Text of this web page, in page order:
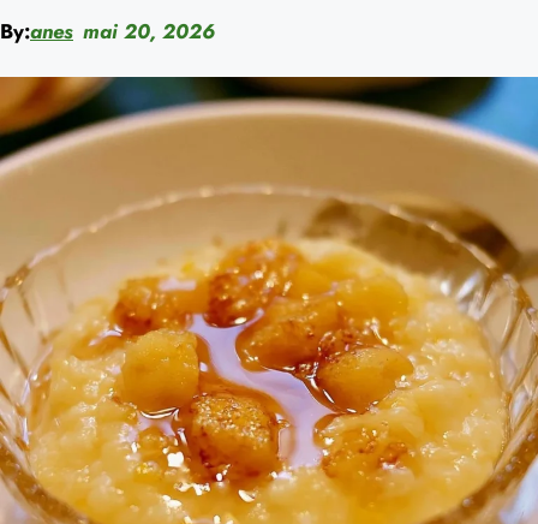
By:anes mai 20, 2026